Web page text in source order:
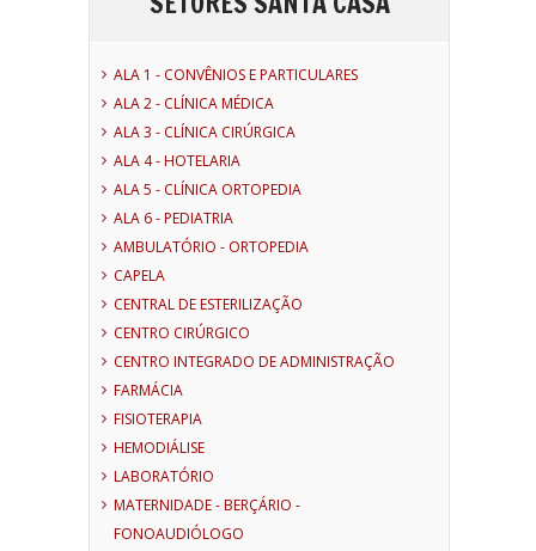
ALA 1 - CONVÊNIOS E PARTICULARES
ALA 2 - CLÍNICA MÉDICA
ALA 3 - CLÍNICA CIRÚRGICA
ALA 4 - HOTELARIA
ALA 5 - CLÍNICA ORTOPEDIA
ALA 6 - PEDIATRIA
AMBULATÓRIO - ORTOPEDIA
CAPELA
CENTRAL DE ESTERILIZAÇÃO
CENTRO CIRÚRGICO
CENTRO INTEGRADO DE ADMINISTRAÇÃO
FARMÁCIA
FISIOTERAPIA
HEMODIÁLISE
LABORATÓRIO
MATERNIDADE - BERÇÁRIO -
FONOAUDIÓLOGO